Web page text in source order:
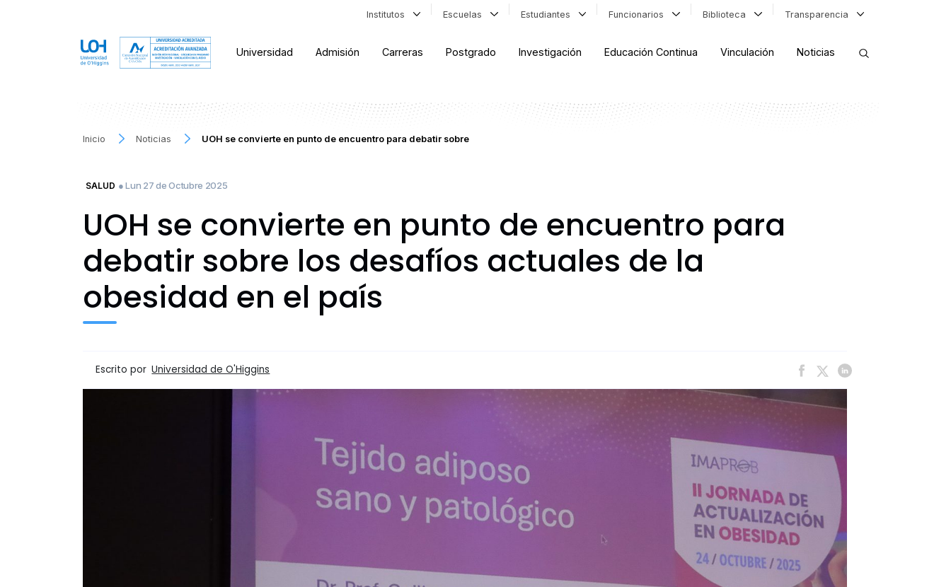
Institutos Escuelas Estudiantes Funcionarios Biblioteca Transparencia
Universidad Admisión Carreras Postgrado Investigación Educación Continua Vinculación Noticias
Inicio Noticias UOH se convierte en punto de encuentro para debatir sobre
SALUD ● Lun 27 de Octubre 2025
UOH se convierte en punto de encuentro para
debatir sobre los desafíos actuales de la
obesidad en el país
Escrito por Universidad de O'Higgins